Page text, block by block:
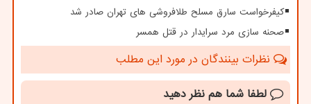
کیفرخواست سارق مسلح طلافروشی های تهران صادر شد
صحنه سازی مرد سرایدار در قتل همسر
نظرات بینندگان در مورد این مطلب
لطفا شما هم نظر دهید